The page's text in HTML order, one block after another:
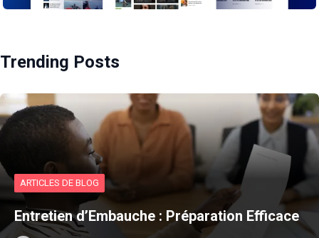
Trending Posts
ARTICLES DE BLOG
Entretien d’Embauche : Préparation Efficace